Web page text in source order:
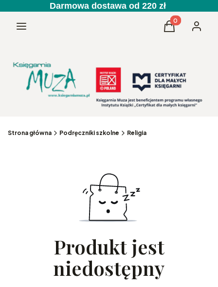
Darmowa dostawa od 220 zł
Menu Produkty w
Koszyk
Strona główna Podręczniki szkolne Religia
Produkt jest
niedostępny